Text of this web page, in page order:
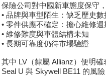
保險公司對中國新車態度保守
• 品牌與車型陌生：缺乏歷史
• 零件供應不確定：擔心維修
• 維修難度與車體結構未知
• 長期可靠度仍待市場驗證
其中 LV（隸屬 Allianz）便明
Seal U 與 Skywell BE11 的風